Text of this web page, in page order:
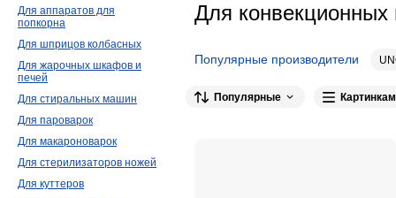
Для конвекционных
Популярные производители
Популярные
Для аппаратов для
попкорна
Для шприцов колбасных
Для жарочных шкафов и
печей
Для стиральных машин
Для пароварок
Для макароноварок
Для стерилизаторов ножей
Для куттеров